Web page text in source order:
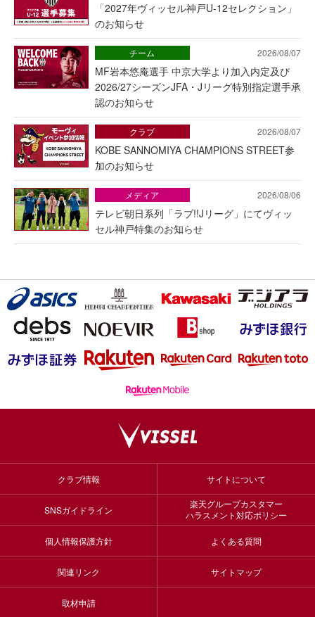
「2027年ヴィッセル神戸U-12セレクション」
のお知らせ
2026/08/07
MF岩本悠庵選手 中京大学より加入内定及び
2026/27シーズンJFA・Jリーグ特別指定選手承
認のお知らせ
チーム
2026/08/07
KOBE SANNOMIYA CHAMPIONS STREET参
加のお知らせ
クラブ
2026/08/06
テレビ朝日系列「ラブ!!Jリーグ」にてヴィッ
セル神戸特集のお知らせ
メディア
クラブ情報 サイトについて
SNSガイドライン
楽天グループカスタマー
ハラスメント対応ポリシー
個人情報保護方針 よくある質問
関連リンク サイトマップ
取材申請